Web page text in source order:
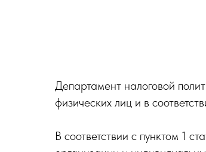
Департамент налоговой
физических лиц и в
В соответствии с пунктом 1